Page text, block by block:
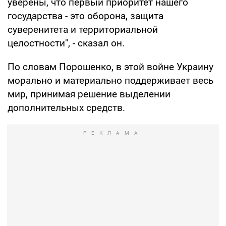
государства - это оборона, защита
суверенитета и территориальной
целостности", - сказал он.
По словам Порошенко, в этой войне Украину
морально и материально поддерживает весь
мир, принимая решение выделении
дополнительных средств.